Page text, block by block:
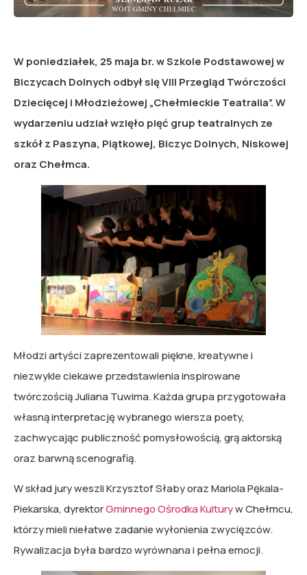
W poniedziałek, 25 maja br. w Szkole Podstawowej w
Biczycach Dolnych odbył się VIII Przegląd Twórczości
Dziecięcej i Młodzieżowej „Chełmieckie Teatralia”. W
wydarzeniu udział wzięło pięć grup teatralnych ze
szkół z Paszyna, Piątkowej, Biczyc Dolnych, Niskowej
oraz Chełmca.
Młodzi artyści zaprezentowali piękne, kreatywne i
niezwykle ciekawe przedstawienia inspirowane
twórczością Juliana Tuwima. Każda grupa przygotowała
własną interpretację wybranego wiersza poety,
zachwycając publiczność pomysłowością, grą aktorską
oraz barwną scenografią.
W skład jury weszli Krzysztof Słaby oraz Mariola Pękala-
Piekarska, dyrektorGminnego Ośrodka Kulturyw Chełmcu,
którzy mieli niełatwe zadanie wyłonienia zwycięzców.
Rywalizacja była bardzo wyrównana i pełna emocji.